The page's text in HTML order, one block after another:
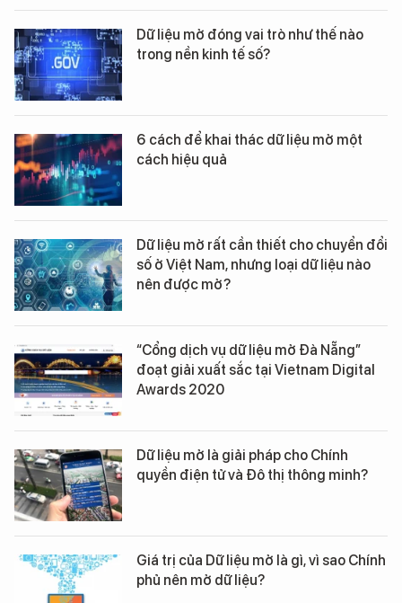
Dữ liệu mở đóng vai trò như thế nào
trong nền kinh tế số?
6 cách để khai thác dữ liệu mở một
cách hiệu quả
Dữ liệu mở rất cần thiết cho chuyển đổi
số ở Việt Nam, nhưng loại dữ liệu nào
nên được mở?
“Cổng dịch vụ dữ liệu mở Đà Nẵng”
đoạt giải xuất sắc tại Vietnam Digital
Awards 2020
Dữ liệu mở là giải pháp cho Chính
quyền điện tử và Đô thị thông minh?
Giá trị của Dữ liệu mở là gì, vì sao Chính
phủ nên mở dữ liệu?